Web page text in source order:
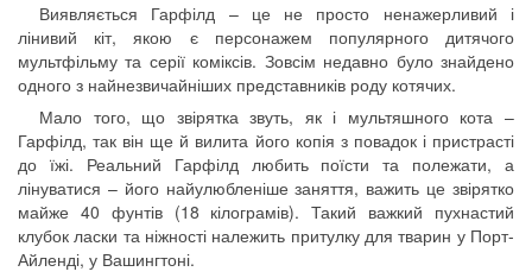
Виявляється Гарфілд – це не просто ненажерливий і
лінивий кіт, якою є персонажем популярного дитячого
мультфільму та серії коміксів. Зовсім недавно було знайдено
одного з найнезвичайніших представників роду котячих.
Мало того, що звірятка звуть, як і мультяшного кота –
Гарфілд, так він ще й вилита його копія з повадок і пристрасті
до їжі. Реальний Гарфілд любить поїсти та полежати, а
лінуватися – його найулюбленіше заняття, важить це звірятко
майже 40 фунтів (18 кілограмів). Такий важкий пухнастий
клубок ласки та ніжності належить притулку для тварин у Порт-
Айленді, у Вашингтоні.